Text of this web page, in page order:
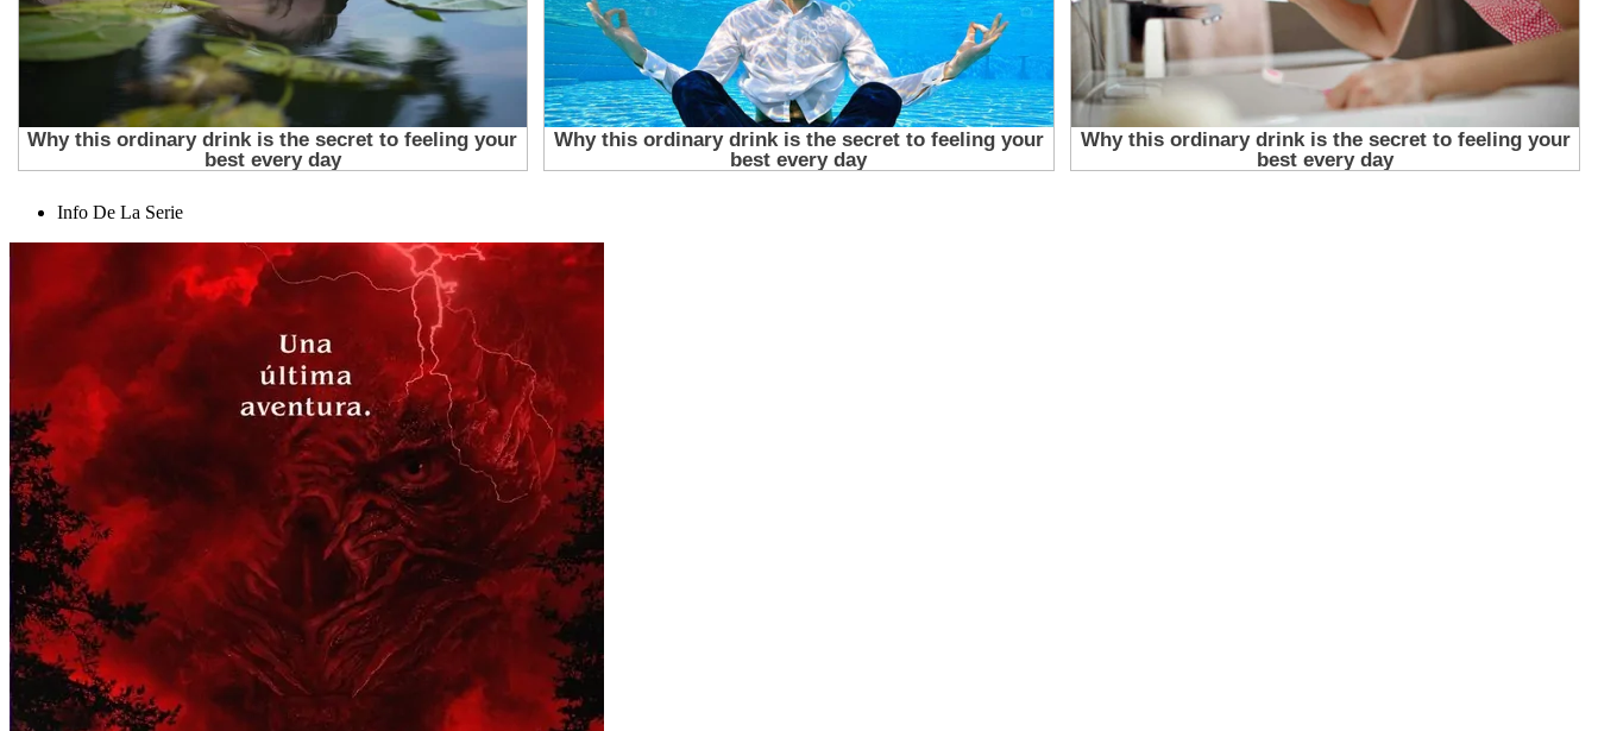
Info De La Serie